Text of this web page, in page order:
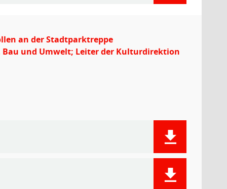
an der Stadtparktreppe
und Umwelt; Leiter der Kulturdirektion